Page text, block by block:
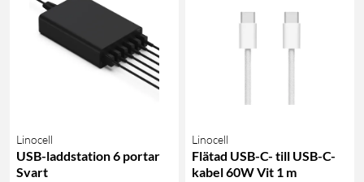
Linocell
USB-laddstation 6 portar
Svart
Linocell
Flätad USB-C- till USB-C-
kabel 60W Vit 1 m